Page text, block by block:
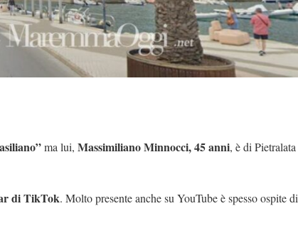
ma lui, Massimiliano Minnocci, 45 anni, è di Pietralata
di TikTok. Molto presente anche su YouTube è spesso ospite di